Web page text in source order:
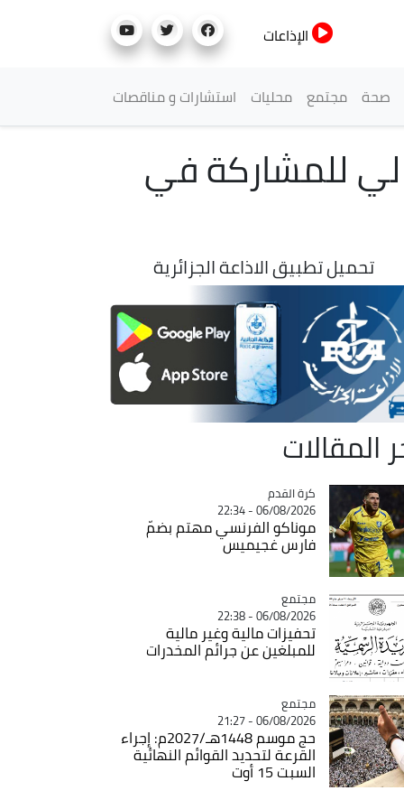
الإذاعات
صحة مجتمع محليات استشارات و مناقصات
للمشاركة في
تحميل تطبيق الاذاعة الجزائرية
المقالات
Catégorie
كرة القدم
06/08/2026 - 22:34
موناكو الفرنسي مهتم بضمّ
فارس غجيميس
Catégorie
مجتمع
06/08/2026 - 22:38
تحفيزات مالية وغير مالية
للمبلغين عن جرائم المخدرات
Catégorie
مجتمع
06/08/2026 - 21:27
حج موسم 1448هـ/2027م: إجراء
القرعة لتحديد القوائم النهائية
السبت 15 أوت